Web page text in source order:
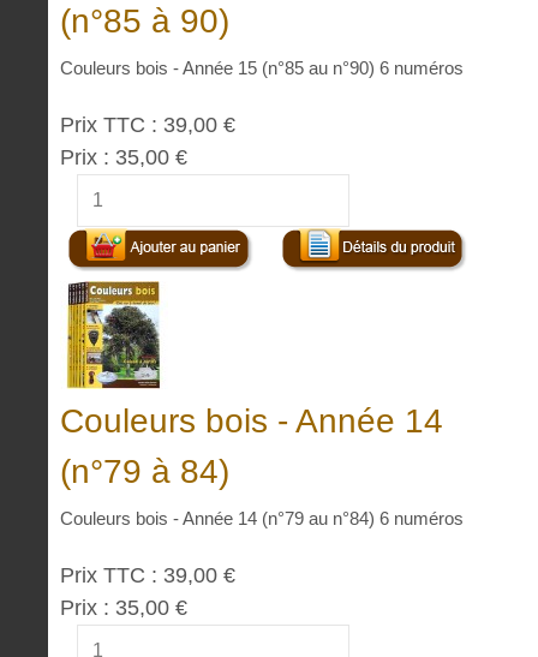
(n°85 à 90)
Couleurs bois - Année 15 (n°85 au n°90) 6 numéros
Prix TTC : 39,00 €
Prix : 35,00 €
Couleurs bois - Année 14
(n°79 à 84)
Couleurs bois - Année 14 (n°79 au n°84) 6 numéros
Prix TTC : 39,00 €
Prix : 35,00 €